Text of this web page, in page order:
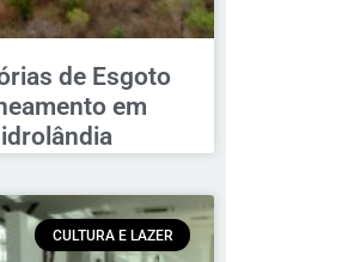
de Esgoto
em
CULTURA E LAZER